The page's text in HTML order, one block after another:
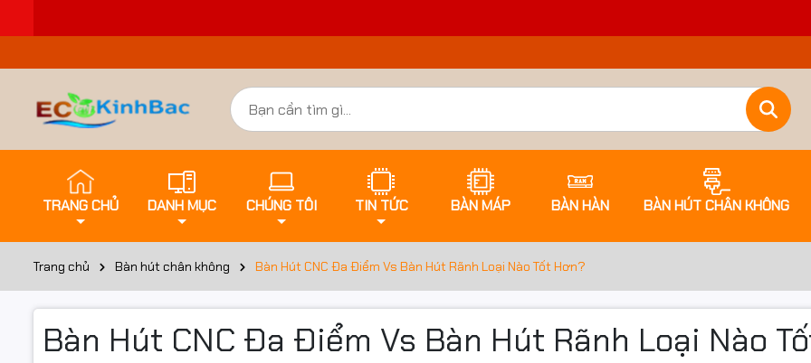
TRANG CHỦ DANH MỤC CHÚNG TÔI TIN TỨC BÀN MÁP BÀN HÀN BÀN HÚT CHÂN KHÔNG
Trang chủ Bàn hút chân không Bàn Hút CNC Đa Điểm Vs Bàn Hút Rãnh Loại Nào Tốt Hơn?
Bàn Hút CNC Đa Điểm Vs Bàn Hút Rãnh Loại Nào